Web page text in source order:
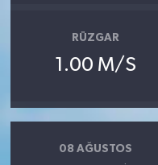
RÜZGAR
1.00 M/S
08 AĞUSTOS